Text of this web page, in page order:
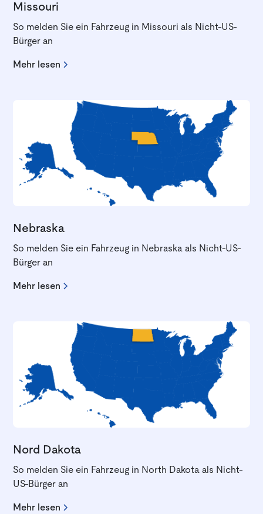
Missouri
So melden Sie ein Fahrzeug in Missouri als Nicht-US-
Bürger an
Mehr lesen
Nebraska
So melden Sie ein Fahrzeug in Nebraska als Nicht-US-
Bürger an
Mehr lesen
Nord Dakota
So melden Sie ein Fahrzeug in North Dakota als Nicht-
US-Bürger an
Mehr lesen